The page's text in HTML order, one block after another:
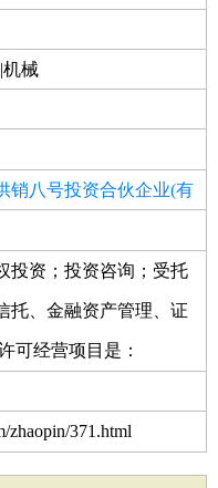
机械
销八号投资合伙企业(有
投资；投资咨询；受托
托、金融资产管理、证
可经营项目是：
371.html